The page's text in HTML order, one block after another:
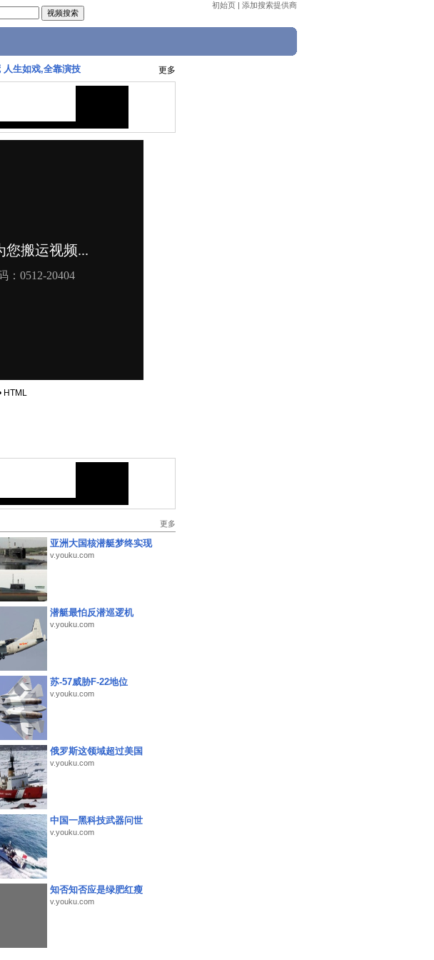
初始页 | 添加搜索提供商
人生如戏,全靠演技 更多
HTML
更多
亚洲大国核潜艇梦终实现
v.youku.com
潜艇最怕反潜巡逻机
v.youku.com
苏-57威胁F-22地位
v.youku.com
俄罗斯这领域超过美国
v.youku.com
中国一黑科技武器问世
v.youku.com
知否知否应是绿肥红瘦
v.youku.com